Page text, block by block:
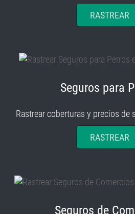
RASTREAR
Seguros para
Rastrear coberturas y precios de
RASTREAR
Seguros de